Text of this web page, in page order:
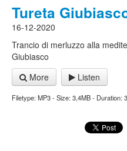
Tureta
16-12-2020
Trancio di merluzzo alla
Giubiasco
More
Listen
Filetype: MP3 - Size: 3,4MB - Duration: